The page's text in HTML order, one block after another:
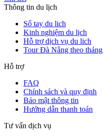
Thông tin du lịch
Sổ tay du lich
Kinh nghiệm du lịch
Hỗ trợ dịch vụ du lich
Tour Đà Nẵng theo tháng
Hỗ trợ
FAQ
Chính sách và quy định
Bảo mật thông tin
Hướng dẫn thanh toán
Tư vấn dịch vụ